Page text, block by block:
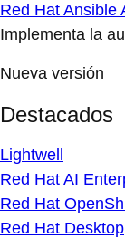
Red Hat Ansible
Implementa la
Nueva versión
Destacados
Lightwell
Red Hat AI
Red Hat
Red Hat Desktop